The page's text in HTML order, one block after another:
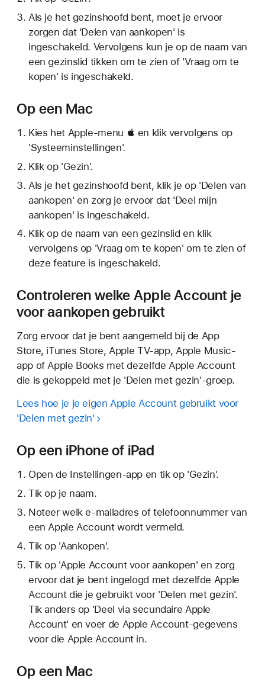
Als je het gezinshoofd bent, moet je ervoor
zorgen dat 'Delen van aankopen' is
ingeschakeld. Vervolgens kun je op de naam van
een gezinslid tikken om te zien of 'Vraag om te
kopen' is ingeschakeld.
Op een Mac
Kies het Apple-menu  en klik vervolgens op
'Systeeminstellingen'.
Klik op 'Gezin'.
Als je het gezinshoofd bent, klik je op 'Delen van
aankopen' en zorg je ervoor dat 'Deel mijn
aankopen' is ingeschakeld.
Klik op de naam van een gezinslid en klik
vervolgens op 'Vraag om te kopen' om te zien of
deze feature is ingeschakeld.
Controleren welke Apple Account je
voor aankopen gebruikt
Zorg ervoor dat je bent aangemeld bij de App
Store, iTunes Store, Apple TV-app, Apple Music-
app of Apple Books met dezelfde Apple Account
die is gekoppeld met je 'Delen met gezin'-groep.
Lees hoe je je eigen Apple Account gebruikt voor
'Delen met gezin'
Op een iPhone of iPad
Open de Instellingen-app en tik op 'Gezin'.
Tik op je naam.
Noteer welk e-mailadres of telefoonnummer van
een Apple Account wordt vermeld.
Tik op 'Aankopen'.
Tik op 'Apple Account voor aankopen' en zorg
ervoor dat je bent ingelogd met dezelfde Apple
Account die je gebruikt voor 'Delen met gezin'.
Tik anders op 'Deel via secundaire Apple
Account' en voer de Apple Account-gegevens
voor die Apple Account in.
Op een Mac